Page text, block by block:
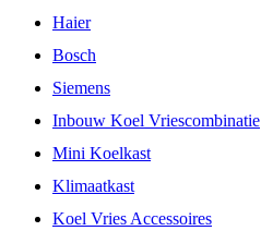
Haier
Bosch
Siemens
Inbouw Koel Vriescombinatie
Mini Koelkast
Klimaatkast
Koel Vries Accessoires